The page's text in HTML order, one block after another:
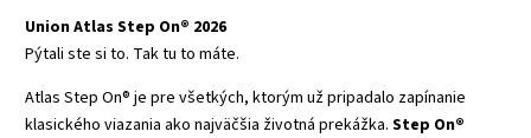
Union Atlas Step On® 2026
Pýtali ste si to. Tak tu to máte.
Atlas Step On® je pre všetkých, ktorým už pripadalo zapínanie
klasického viazania ako najväčšia životná prekážka. Step On®